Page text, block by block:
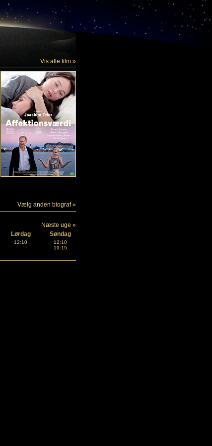
Vis alle film »
Vælg anden biograf »
Næste uge »
Lørdag Søndag
12:10
12:10
19:15